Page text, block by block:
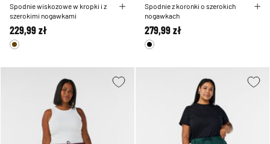
Spodnie wiskozowe w kropki i z
szerokimi nogawkami
229,99 zł
Spodnie z koronki o szerokich
nogawkach
279,99 zł